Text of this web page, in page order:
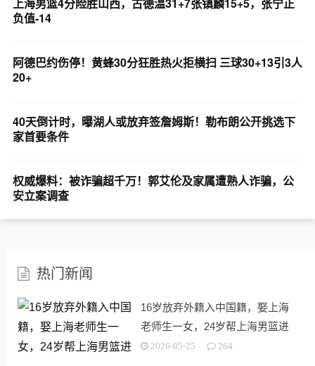
负值-14
阿德巴约伤停！黄蜂30分狂胜热火拒横扫 三球30+13引3人
20+
40天倒计时，曝湖人或放弃签詹姆斯！勒布朗公开挑选下
家首要条件
权威爆料：被诈骗超千万！郭艾伦及家属遭熟人诈骗，公
安立案调查
热门新闻
16岁放弃外籍入中国籍，娶上海
老师生一女，24岁帮上海男篮进
决赛
2026-05-25 264